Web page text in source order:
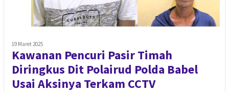
19 Maret 2025
Kawanan Pencuri Pasir Timah
Diringkus Dit Polairud Polda Babel
Usai Aksinya Terkam CCTV